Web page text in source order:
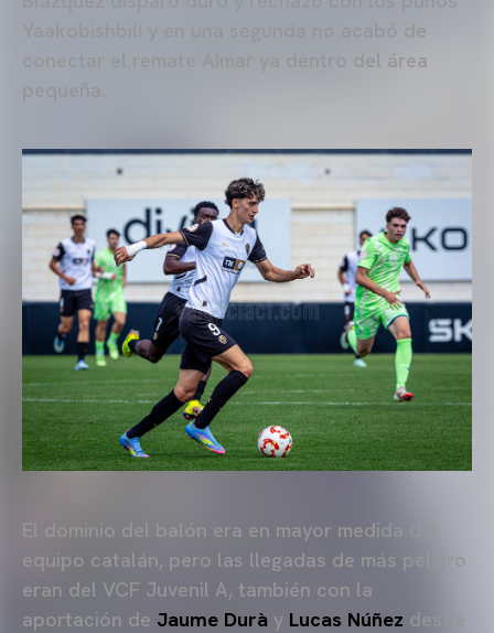
Yaakobishbili y en una segunda no acabó de
conectar el remate Aimar ya dentro del área
pequeña.
El dominio del balón era en mayor medida del
equipo catalán, pero las llegadas de más peligro
eran del VCF Juvenil A, también con la
aportación de Jaume Durà y Lucas Núñez desde